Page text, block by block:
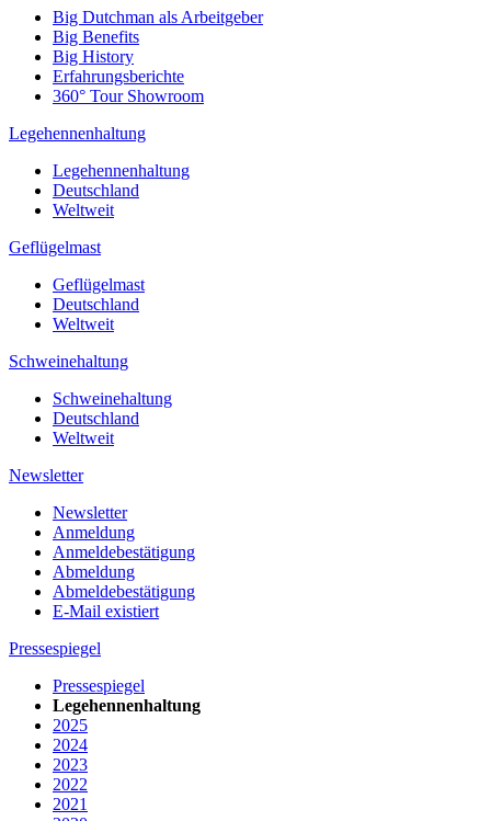
Big Dutchman als Arbeitgeber
Big Benefits
Big History
Erfahrungsberichte
360° Tour Showroom
Legehennenhaltung
Legehennenhaltung
Deutschland
Weltweit
Geflügelmast
Geflügelmast
Deutschland
Weltweit
Schweinehaltung
Schweinehaltung
Deutschland
Weltweit
Newsletter
Newsletter
Anmeldung
Anmeldebestätigung
Abmeldung
Abmeldebestätigung
E-Mail existiert
Pressespiegel
Pressespiegel
Legehennenhaltung
2025
2024
2023
2022
2021